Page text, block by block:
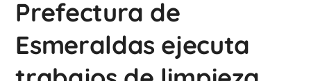
Prefectura de
Esmeraldas ejecuta